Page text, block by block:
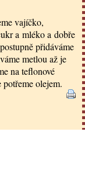
vajíčko,
a mléko a dobře
přidáváme
metlou až je
na teflonové
olejem.